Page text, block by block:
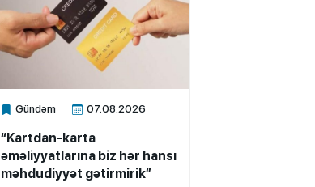
Gündəm 07.08.2026
Xalq.Online
“Kartdan-karta
əməliyyatlarına biz hər hansı
məhdudiyyət gətirmirik”